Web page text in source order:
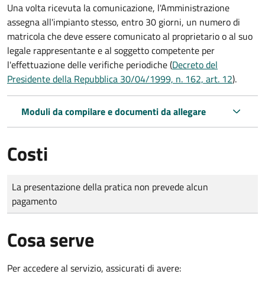
Una volta ricevuta la comunicazione, l'Amministrazione
assegna all'impianto stesso, entro 30 giorni, un numero di
matricola che deve essere comunicato al proprietario o al suo
legale rappresentante e al soggetto competente per
l'effettuazione delle verifiche periodiche (Decreto del
Presidente della Repubblica 30/04/1999, n. 162, art. 12).
Moduli da compilare e documenti da allegare
Costi
Tipo di pagamento
Importo
La presentazione della pratica non prevede alcun
pagamento
Cosa serve
Per accedere al servizio, assicurati di avere: